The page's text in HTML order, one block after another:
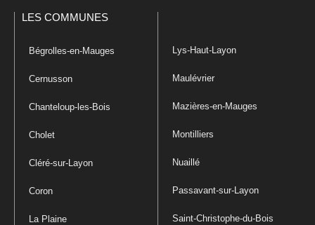
LES COMMUNES
Bégrolles-en-Mauges
Cernusson
Chanteloup-les-Bois
Cholet
Cléré-sur-Layon
Coron
La Plaine
Lys-Haut-Layon
Maulévrier
Mazières-en-Mauges
Montilliers
Nuaillé
Passavant-sur-Layon
Saint-Christophe-du-Bois